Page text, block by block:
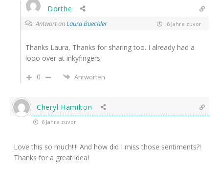
Dörthe
Antwort anLaura Buechler 6 Jahre zuvor
Thanks Laura, Thanks for sharing too. I already had a
looo over at inkyfingers.
0
Antworten
Cheryl Hamilton
6 Jahre zuvor
Love this so much!!!! And how did I miss those sentiments?!
Thanks for a great idea!